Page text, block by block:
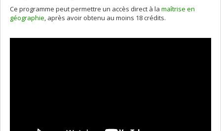
Ce programme peut permettre un accès direct à la maîtrise en
géographie, après avoir obtenu au moins 18 crédits.